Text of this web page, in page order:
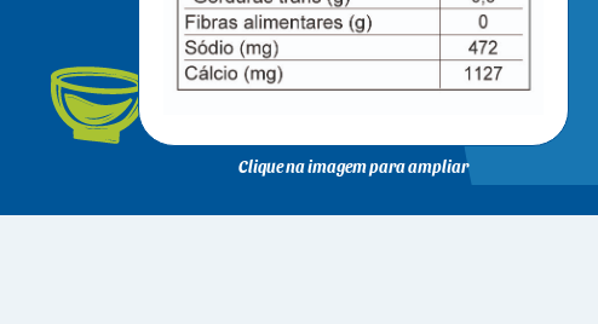
Clique na imagem para ampliar